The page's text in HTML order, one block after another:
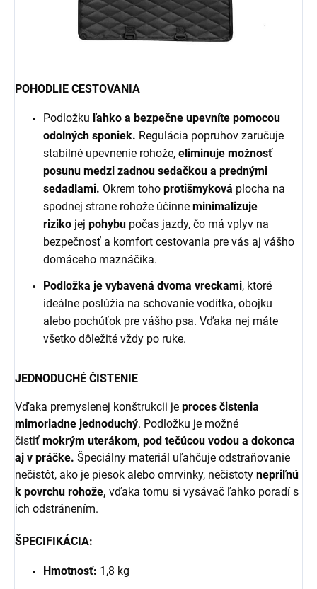
POHODLIE CESTOVANIA
Podložku ľahko a bezpečne upevníte pomocou
odolných sponiek. Regulácia popruhov zaručuje
stabilné upevnenie rohože, eliminuje možnosť
posunu medzi zadnou sedačkou a prednými
sedadlami. Okrem toho protišmyková plocha na
spodnej strane rohože účinne minimalizuje
riziko jej pohybu počas jazdy, čo má vplyv na
bezpečnosť a komfort cestovania pre vás aj vášho
domáceho maznáčika.
Podložka je vybavená dvoma vreckami, ktoré
ideálne poslúžia na schovanie vodítka, obojku
alebo pochúťok pre vášho psa. Vďaka nej máte
všetko dôležité vždy po ruke.
JEDNODUCHÉ ČISTENIE
Vďaka premyslenej konštrukcii je proces čistenia
mimoriadne jednoduchý. Podložku je možné
čistiť mokrým uterákom, pod tečúcou vodou a dokonca
aj v práčke. Špeciálny materiál uľahčuje odstraňovanie
nečistôt, ako je piesok alebo omrvinky, nečistoty nepriľnú
k povrchu rohože, vďaka tomu si vysávač ľahko poradí s
ich odstránením.
ŠPECIFIKÁCIA:
Hmotnosť: 1,8 kg